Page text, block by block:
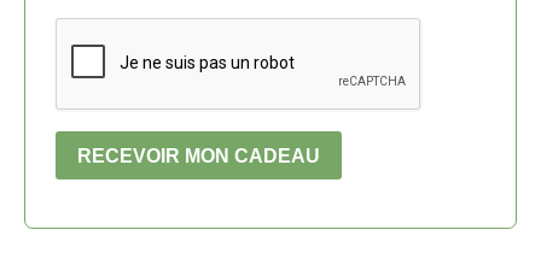
RECEVOIR MON CADEAU